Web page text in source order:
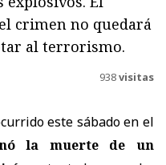
crimen no quedará
al terrorismo.
938visitas
este sábado en el
la muerte de un